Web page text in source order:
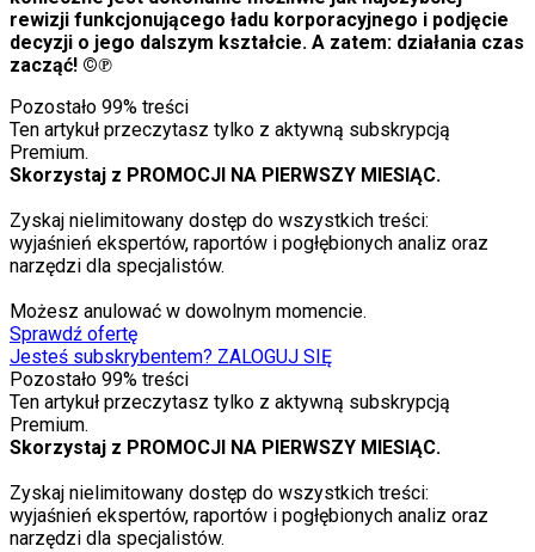
rewizji funkcjonującego ładu korporacyjnego i podjęcie
decyzji o jego dalszym kształcie. A zatem: działania czas
zacząć! ©℗
Pozostało 99% treści
Ten artykuł przeczytasz tylko z aktywną subskrypcją
Premium.
Skorzystaj z PROMOCJI NA PIERWSZY MIESIĄC.
Zyskaj nielimitowany dostęp do wszystkich treści:
wyjaśnień ekspertów, raportów i pogłębionych analiz oraz
narzędzi dla specjalistów.
Możesz anulować w dowolnym momencie.
Sprawdź ofertę
Jesteś subskrybentem? ZALOGUJ SIĘ
Pozostało 99% treści
Ten artykuł przeczytasz tylko z aktywną subskrypcją
Premium.
Skorzystaj z PROMOCJI NA PIERWSZY MIESIĄC.
Zyskaj nielimitowany dostęp do wszystkich treści:
wyjaśnień ekspertów, raportów i pogłębionych analiz oraz
narzędzi dla specjalistów.